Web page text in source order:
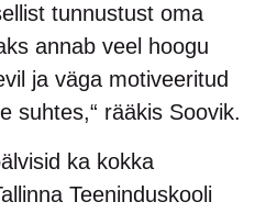
tunnustust oma
annab veel hoogu
ja väga motiveeritud
suhtes,“ rääkis Soovik.
ka kokka
Teeninduskooli